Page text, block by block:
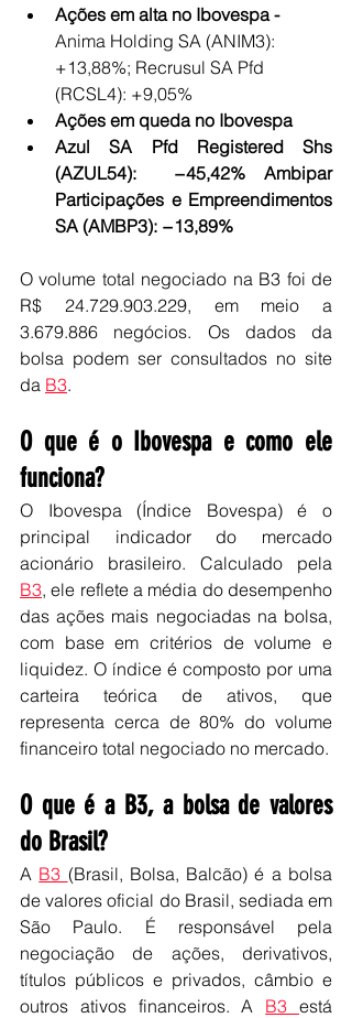
Ações em alta no Ibovespa -
Anima Holding SA (ANIM3):
+13,88%; Recrusul SA Pfd
(RCSL4): +9,05%
Ações em queda no Ibovespa
Azul SA Pfd Registered Shs
(AZUL54):  −45,42% Ambipar
Participações e Empreendimentos
SA (AMBP3): −13,89%
O volume total negociado na B3 foi de
R$ 24.729.903.229, em meio a
3.679.886 negócios. Os dados da
bolsa podem ser consultados no site
da B3.
O que é o Ibovespa e como ele
funciona?
O Ibovespa (Índice Bovespa) é o
principal indicador do mercado
B3, ele reflete a média do desempenho
das ações mais negociadas na bolsa,
com base em critérios de volume e
liquidez. O índice é composto por uma
carteira teórica de ativos, que
representa cerca de 80% do volume
financeiro total negociado no mercado.
O que é a B3, a bolsa de valores
do Brasil?
A B3 (Brasil, Bolsa, Balcão) é a bolsa
de valores oficial do Brasil, sediada em
São Paulo. É responsável pela
negociação de ações, derivativos,
títulos públicos e privados, câmbio e
outros ativos financeiros. A B3 está